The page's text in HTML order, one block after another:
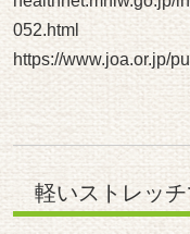
052.html
https://www.joa.or.jp/
軽いストレッ